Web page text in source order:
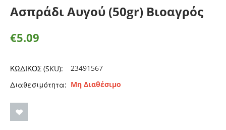
Ασπράδι Αυγού (50gr) Βιοαγρός
€5.09
ΚΩΔΙΚΟΣ (SKU):
23491567
Διαθεσιμότητα: Μη Διαθέσιμο